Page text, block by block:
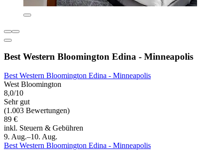
Best Western Bloomington Edina - Minneapolis
Best Western Bloomington Edina - Minneapolis
West Bloomington
8,0/10
Sehr gut
(1.003 Bewertungen)
89 €
inkl. Steuern & Gebühren
9. Aug.–10. Aug.
Best Western Bloomington Edina - Minneapolis